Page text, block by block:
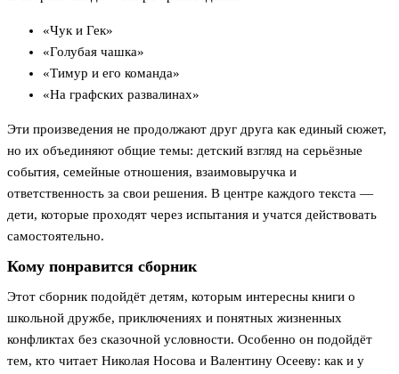
«Чук и Гек»
«Голубая чашка»
«Тимур и его команда»
«На графских развалинах»
Эти произведения не продолжают друг друга как единый сюжет,
но их объединяют общие темы: детский взгляд на серьёзные
события, семейные отношения, взаимовыручка и
ответственность за свои решения. В центре каждого текста —
дети, которые проходят через испытания и учатся действовать
самостоятельно.
Кому понравится сборник
Этот сборник подойдёт детям, которым интересны книги о
школьной дружбе, приключениях и понятных жизненных
конфликтах без сказочной условности. Особенно он подойдёт
тем, кто читает Николая Носова и Валентину Осееву: как и у